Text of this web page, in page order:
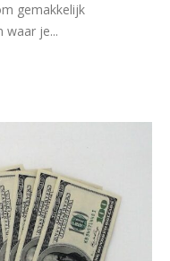
gemakkelijk
waar je...